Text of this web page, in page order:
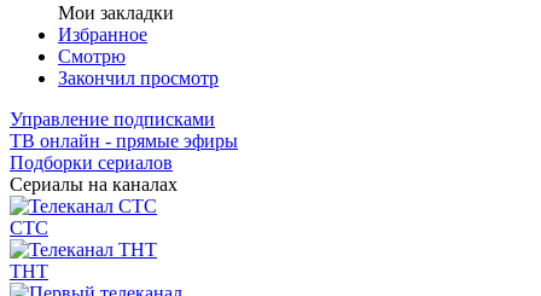
Мои закладки
Избранное
Смотрю
Закончил просмотр
Управление подписками
ТВ онлайн - прямые эфиры
Подборки сериалов
Сериалы на каналах
СТС
ТНТ